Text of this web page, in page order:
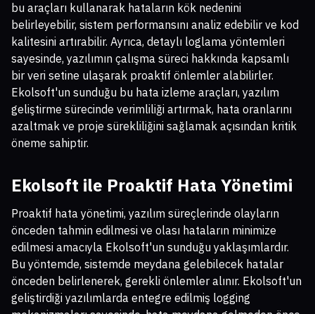
bu araçları kullanarak hataların kök nedenini
belirleyebilir, sistem performansını analiz edebilir ve kod
kalitesini artırabilir. Ayrıca, detaylı loglama yöntemleri
sayesinde, yazılımın çalışma süreci hakkında kapsamlı
bir veri setine ulaşarak proaktif önlemler alabilirler.
Ekolsoft'un sunduğu bu hata izleme araçları, yazılım
geliştirme sürecinde verimliliği artırmak, hata oranlarını
azaltmak ve proje sürekliliğini sağlamak açısından kritik
öneme sahiptir.
Ekolsoft ile Proaktif Hata Yönetimi
Proaktif hata yönetimi, yazılım süreçlerinde olayların
önceden tahmin edilmesi ve olası hataların minimize
edilmesi amacıyla Ekolsoft'un sunduğu yaklaşımlardır.
Bu yöntemde, sistemde meydana gelebilecek hatalar
önceden belirlenerek, gerekli önlemler alınır. Ekolsoft'un
geliştirdiği yazılımlarda entegre edilmiş logging